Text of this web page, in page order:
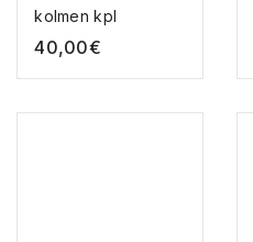
kolmen kpl
paketissa! Oiva ov...
40,00€